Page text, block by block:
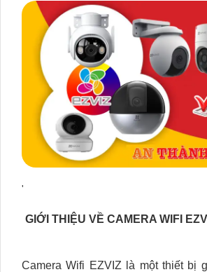
'
GIỚI THIỆU VỀ CAMERA WIFI
Camera Wifi EZVIZ là một thiết bị